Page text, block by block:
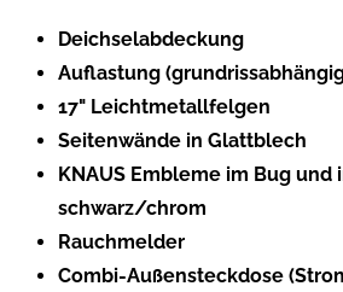
Deichselabdeckung
Auflastung
17" Leichtmetallfelgen
Seitenwände in Glattblech
KNAUS Embleme im Bug und
schwarz/chrom
Rauchmelder
Combi-Außensteckdose